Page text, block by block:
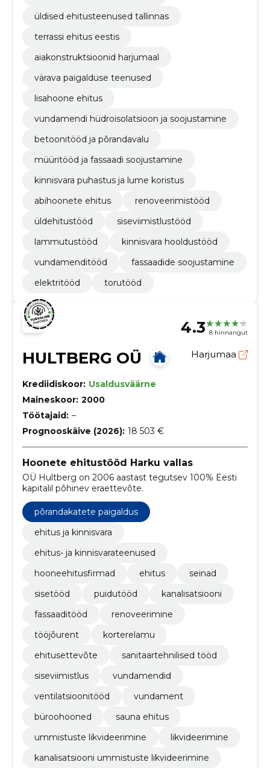
üldised ehitusteenused tallinnas
terrassi ehitus eestis
aiakonstruktsioonid harjumaal
värava paigalduse teenused
lisahoone ehitus
vundamendi hüdroisolatsioon ja soojustamine
betoonitööd ja põrandavalu
müüritööd ja fassaadi soojustamine
kinnisvara puhastus ja lume koristus
abihoonete ehitus
renoveerimistööd
üldehitustööd
siseviimistlustööd
lammutustööd
kinnisvara hooldustööd
vundamenditööd
fassaadide soojustamine
elektritööd
torutööd
4.3 8 hinnangut
HULTBERG OÜ Harjumaa
Krediidiskoor: Usaldusväärne
Maineskoor: 2000
Töötajaid: –
Prognooskäive (2026): 18 503 €
Hoonete ehitustööd Harku vallas
OÜ Hultberg on 2006 aastast tegutsev 100% Eesti
kapitalil põhinev eraettevõte.
põrandakatete paigaldus
ehitus ja kinnisvara
ehitus- ja kinnisvarateenused
hooneehitusfirmad
ehitus
seinad
sisetööd
puidutööd
kanalisatsiooni
fassaaditööd
renoveerimine
tööjõurent
korterelamu
ehitusettevõte
sanitaartehnilised tööd
siseviimistlus
vundamendid
ventilatsioonitööd
vundament
büroohooned
sauna ehitus
ummistuste likvideerimine
likvideerimine
kanalisatsiooni ummistuste likvideerimine